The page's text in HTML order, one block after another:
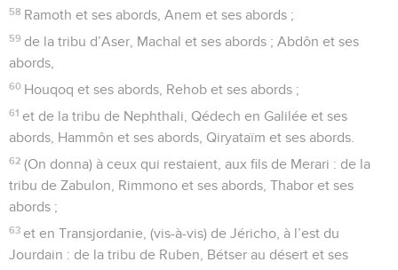
58 Ramoth et ses abords, Anem et ses abords ;
59 de la tribu d’Aser, Machal et ses abords ; Abdôn et ses
abords,
60 Houqoq et ses abords, Rehob et ses abords ;
61 et de la tribu de Nephthali, Qédech en Galilée et ses
abords, Hammôn et ses abords, Qiryataïm et ses abords.
62 (On donna) à ceux qui restaient, aux fils de Merari : de la
tribu de Zabulon, Rimmono et ses abords, Thabor et ses
abords ;
63 et en Transjordanie, (vis-à-vis) de Jéricho, à l’est du
Jourdain : de la tribu de Ruben, Bétser au désert et ses